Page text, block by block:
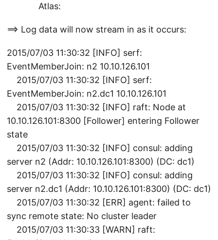
Atlas:
==> Log data will now stream in as it occurs:
2015/07/03 11:30:32 [INFO] serf:
EventMemberJoin: n2 10.10.126.101
2015/07/03 11:30:32 [INFO] serf:
EventMemberJoin: n2.dc1 10.10.126.101
2015/07/03 11:30:32 [INFO] raft: Node at
10.10.126.101:8300 [Follower] entering Follower
state
2015/07/03 11:30:32 [INFO] consul: adding
server n2 (Addr: 10.10.126.101:8300) (DC: dc1)
2015/07/03 11:30:32 [INFO] consul: adding
server n2.dc1 (Addr: 10.10.126.101:8300) (DC: dc1)
2015/07/03 11:30:32 [ERR] agent: failed to
sync remote state: No cluster leader
2015/07/03 11:30:33 [WARN] raft: